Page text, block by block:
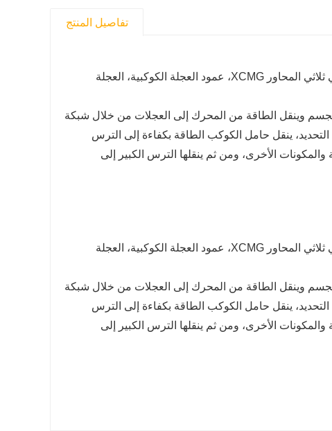
تفاصيل المنتج
تتكون مجموعة الحامل الكوكبي ثلاثي المحاور XCMG من الحامل الكوكبي ثلاثي المحاور XCMG، عمود العجلة الكوكبية، العجلة
وينقل الطاقة من المحرك إلى العجلات من خلال شبكة
ينقل حامل الكوكب الطاقة بكفاءة إلى الترس
الأخرى، ومن ثم ينقلها الترس الكبير إلى
تتكون مجموعة الحامل الكوكبي ثلاثي المحاور XCMG من الحامل الكوكبي ثلاثي المحاور XCMG، عمود العجلة الكوكبية، العجلة
وينقل الطاقة من المحرك إلى العجلات من خلال شبكة
ينقل حامل الكوكب الطاقة بكفاءة إلى الترس
الأخرى، ومن ثم ينقلها الترس الكبير إلى